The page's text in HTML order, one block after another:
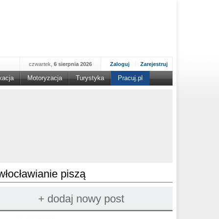
Zaloguj Zarejestruj
czwartek, 6 sierpnia 2026
Motoryzacja Turystyka Pracuj.pl
piszą